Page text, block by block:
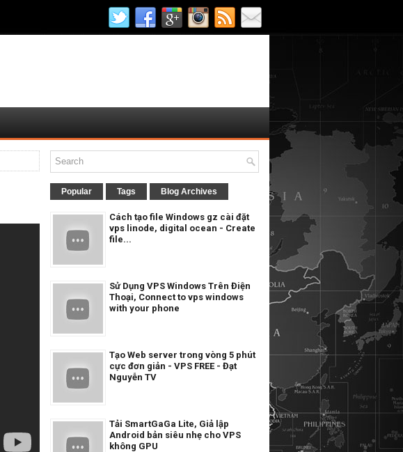
Popular Tags Blog Archives
Cách tạo file Windows gz cài đặt
vps linode, digital ocean - Create
file...
Sử Dụng VPS Windows Trên Điện
Thoại, Connect to vps windows
with your phone
Tạo Web server trong vòng 5 phút
cực đơn giản - VPS FREE - Đạt
Nguyễn TV
Tải SmartGaGa Lite, Giả lập
Android bản siêu nhẹ cho VPS
không GPU